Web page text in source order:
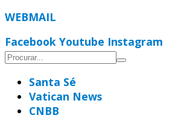
WEBMAIL
Facebook Youtube Instagram
Santa Sé
Vatican News
CNBB